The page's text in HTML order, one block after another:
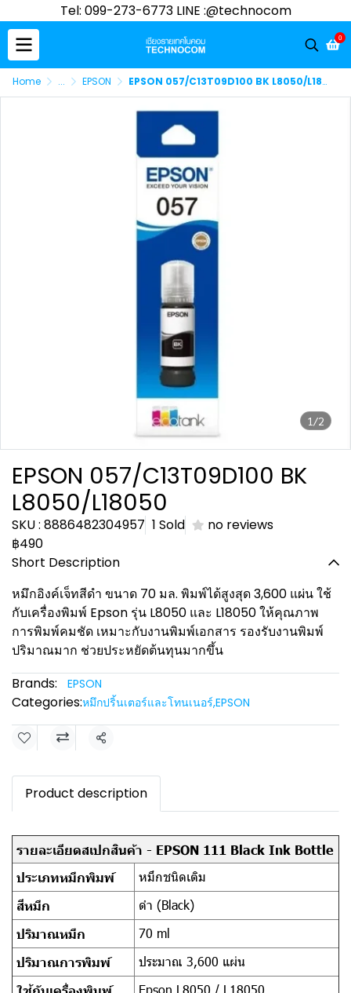
Tel: 099-273-6773 LINE :@technocom
0
Home ... EPSON EPSON 057/C13T09D100 BK L8050/L18050
1/2
EPSON 057/C13T09D100 BK
L8050/L18050
SKU : 8886482304957 1 Sold
no reviews
฿490
Short Description
หมึกอิงค์เจ็ทสีดำ ขนาด 70 มล. พิมพ์ได้สูงสุด 3,600 แผ่น ใช้
กับเครื่องพิมพ์ Epson รุ่น L8050 และ L18050 ให้คุณภาพ
การพิมพ์คมชัด เหมาะกับงานพิมพ์เอกสาร รองรับงานพิมพ์
ปริมาณมาก ช่วยประหยัดต้นทุนมากขึ้น
Brands:
EPSON
Categories:หมึกปริ้นเตอร์และโทนเนอร์,EPSON
Share
Product description
รายละเอียดสเปกสินค้า - EPSON 111 Black Ink Bottle
ประเภทหมึกพิมพ์
หมึกชนิดเติม
สีหมึก ดำ (Black)
ปริมาณหมึก 70 ml
ปริมาณการพิมพ์ ประมาณ 3,600 แผ่น
ใช้กับเครื่องพิมพ์ Epson L8050 / L18050